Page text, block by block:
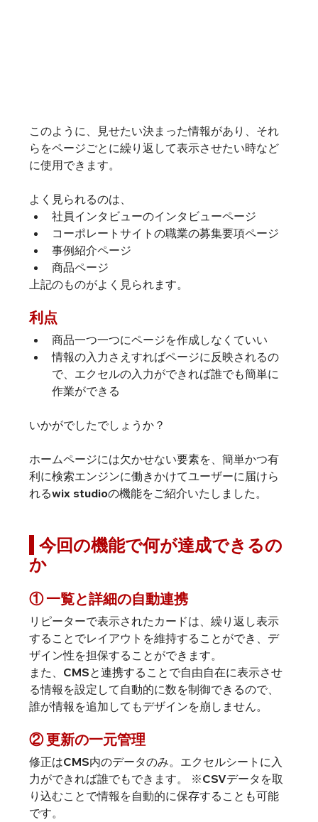
このように、見せたい決まった情報があり、それ
らをページごとに繰り返して表示させたい時など
に使用できます。
よく見られるのは、
社員インタビューのインタビューページ
コーポレートサイトの職業の募集要項ページ
事例紹介ページ
商品ページ
上記のものがよく見られます。
利点
商品一つ一つにページを作成しなくていい
情報の入力さえすればページに反映されるの
で、エクセルの入力ができれば誰でも簡単に
作業ができる
いかがでしたでしょうか？
ホームページには欠かせない要素を、簡単かつ有
利に検索エンジンに働きかけてユーザーに届けら
れるwix studioの機能をご紹介いたしました。
今回の機能で何が達成できるの
か
① 一覧と詳細の自動連携
リピーターで表示されたカードは、繰り返し表示
することでレイアウトを維持することができ、デ
ザイン性を担保することができます。
また、CMSと連携することで自由自在に表示させ
る情報を設定して自動的に数を制御できるので、
誰が情報を追加してもデザインを崩しません。
② 更新の一元管理
修正はCMS内のデータのみ。エクセルシートに入
力ができれば誰でもできます。 ※CSVデータを取
り込むことで情報を自動的に保存することも可能
です。